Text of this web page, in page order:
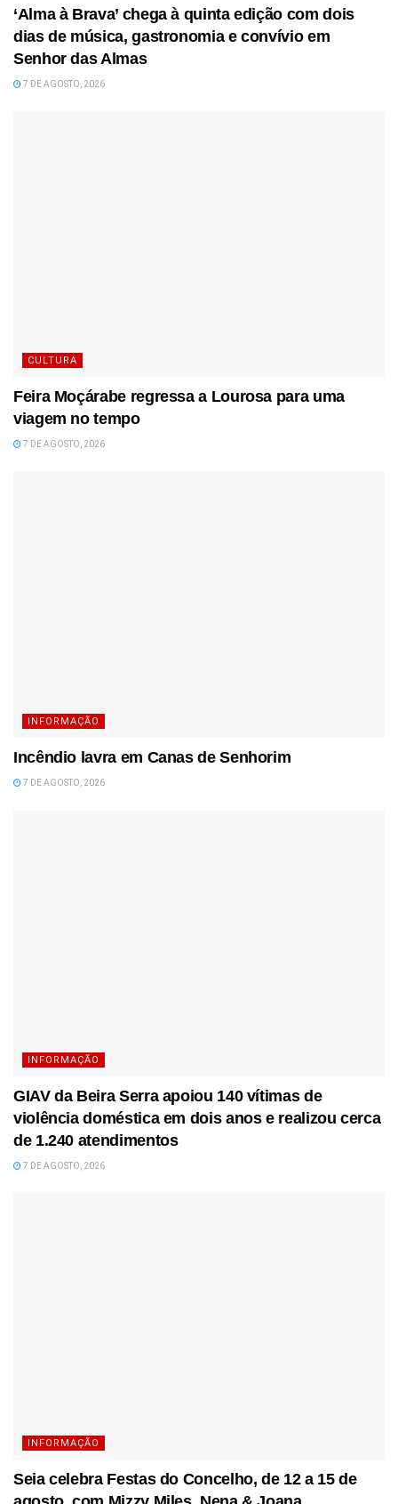
‘Alma à Brava’ chega à quinta edição com dois
dias de música, gastronomia e convívio em
Senhor das Almas
7 DE AGOSTO, 2026
CULTURA
Feira Moçárabe regressa a Lourosa para uma
viagem no tempo
7 DE AGOSTO, 2026
INFORMAÇÃO
Incêndio lavra em Canas de Senhorim
7 DE AGOSTO, 2026
INFORMAÇÃO
GIAV da Beira Serra apoiou 140 vítimas de
violência doméstica em dois anos e realizou cerca
de 1.240 atendimentos
7 DE AGOSTO, 2026
INFORMAÇÃO
Seia celebra Festas do Concelho, de 12 a 15 de